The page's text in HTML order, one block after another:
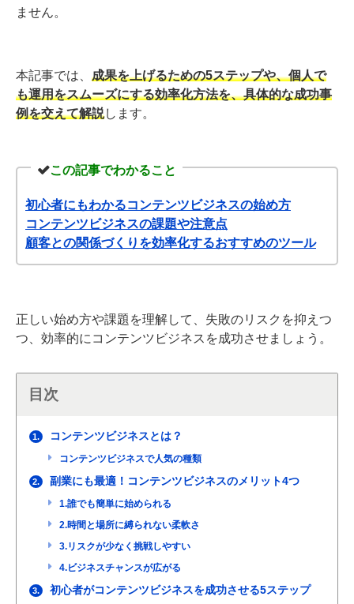
ません。
本記事では、 成果を上げるための5ステップや、個人で
も運用をスムーズにする効率化方法を、具体的な成功事
例を交えて解説します。
この記事でわかること
初心者にもわかるコンテンツビジネスの始め方
コンテンツビジネスの課題や注意点
顧客との関係づくりを効率化するおすすめのツール
正しい始め方や課題を理解して、失敗のリスクを抑えつ
つ、効率的にコンテンツビジネスを成功させましょう。
目次
1. コンテンツビジネスとは？
コンテンツビジネスで人気の種類
2. 副業にも最適！コンテンツビジネスのメリット4つ
1.誰でも簡単に始められる
2.時間と場所に縛られない柔軟さ
3.リスクが少なく挑戦しやすい
4.ビジネスチャンスが広がる
3. 初心者がコンテンツビジネスを成功させる5ステップ